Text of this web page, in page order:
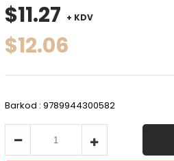
$11.27 + KDV
$12.06
Barkod : 9789944300582